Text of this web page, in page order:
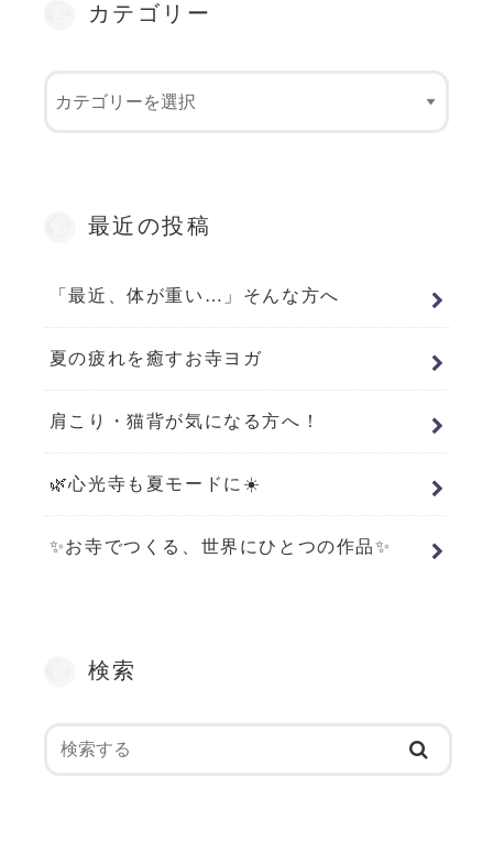
カテゴリー
最近の投稿
「最近、体が重い…」そんな方へ
夏の疲れを癒すお寺ヨガ
肩こり・猫背が気になる方へ！
🌿心光寺も夏モードに☀️
✨お寺でつくる、世界にひとつの作品✨
検索